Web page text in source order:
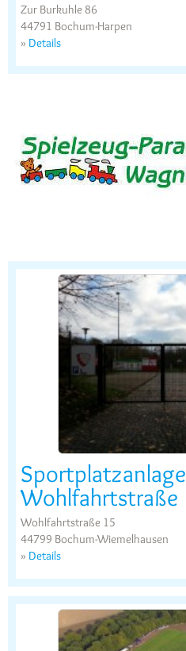
Zur Burkuhle 86
44791 Bochum-Harpen
» Details
Sportplatzanlage
Wohlfahrtstraße
Wohlfahrtstraße 15
44799 Bochum-Wiemelhausen
» Details